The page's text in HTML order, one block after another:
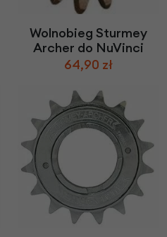
Wolnobieg Sturmey
Archer do NuVinci
64,90 zł